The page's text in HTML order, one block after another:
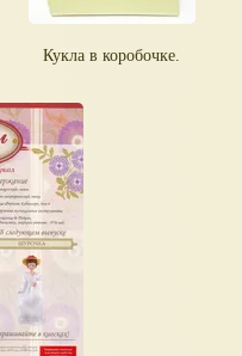
Кукла в коробочке.